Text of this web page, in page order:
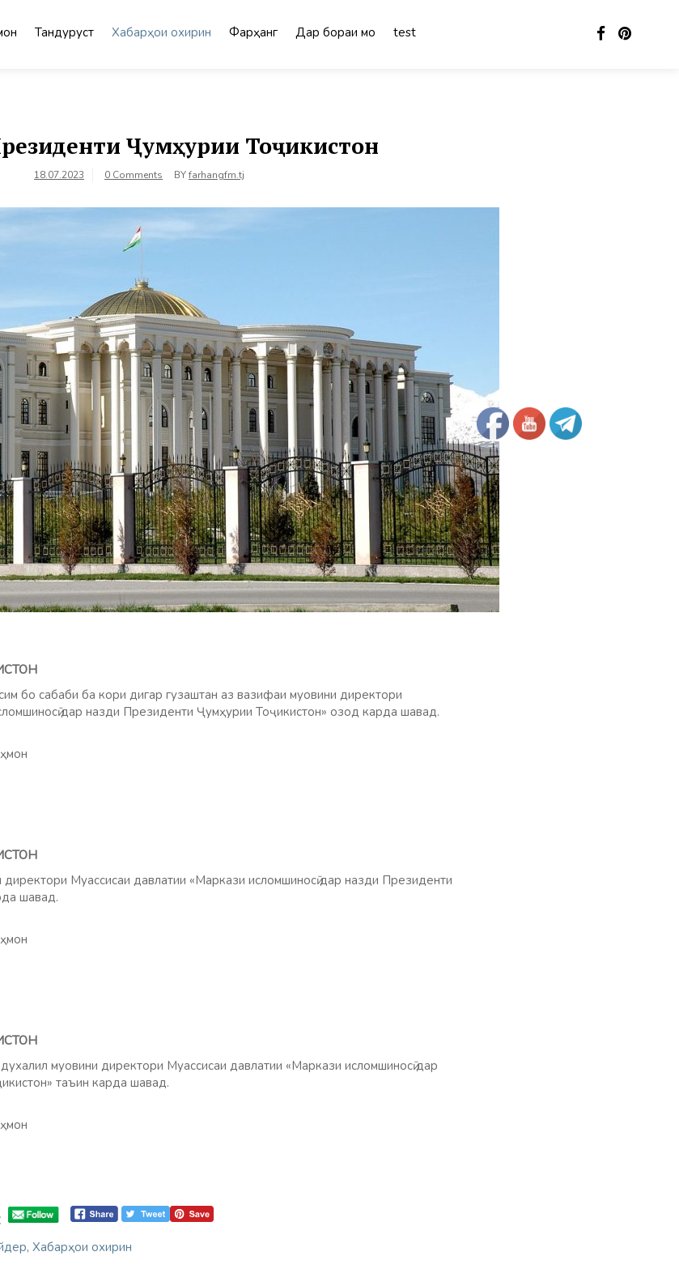
Тандурустӣ Хабарҳои охирин Фарҳанг Дар бораи мо test
Ҷумҳурии Тоҷикистон
18.07.2023 0 Comments BYfarhangfm.tj
бо сабаби ба кори дигар гузаштан аз вазифаи муовини директори
дар назди Президенти Ҷумҳурии Тоҷикистон» озод карда шавад.
Муассисаи давлатии «Маркази исломшиносӣ дар назди Президенти
шавад.
муовини директори Муассисаи давлатии «Маркази исломшиносӣ дар
таъин карда шавад.
, Хабарҳои охирин